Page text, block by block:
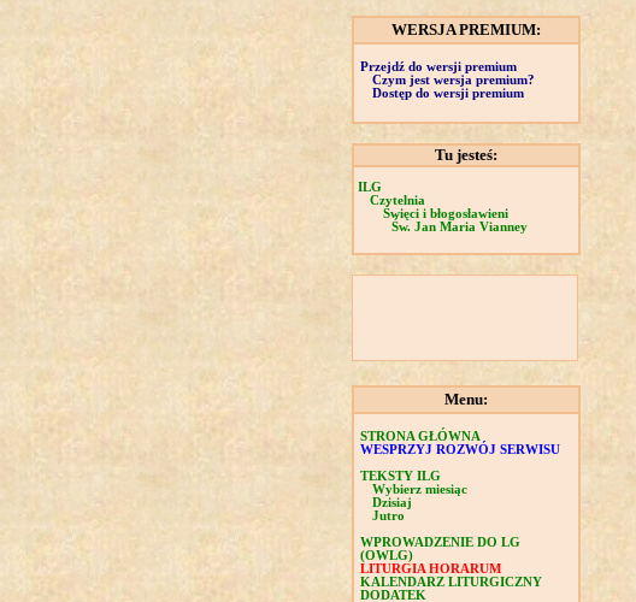
WERSJA PREMIUM:
Przejdź do wersji premium
Czym jest wersja premium?
Dostęp do wersji premium
Tu jesteś:
ILG
Czytelnia
Święci i błogosławieni
Św. Jan Maria Vianney
Menu:
STRONA GŁÓWNA
WESPRZYJ ROZWÓJ SERWISU
TEKSTY ILG
Wybierz miesiąc
Dzisiaj
Jutro
WPROWADZENIE DO LG
(OWLG)
LITURGIA HORARUM
KALENDARZ LITURGICZNY
DODATEK